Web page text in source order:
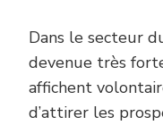
Dans le secteur
devenue très
affichent
d’attirer les